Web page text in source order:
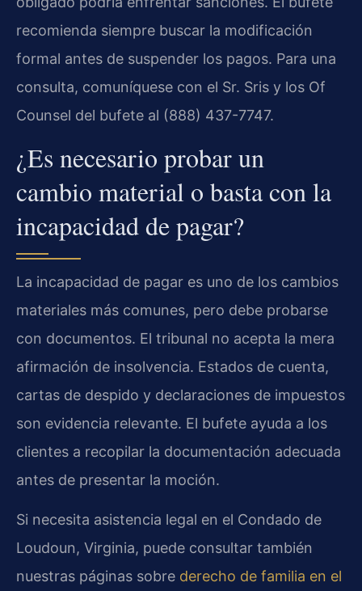
recomienda siempre buscar la modificación
formal antes de suspender los pagos. Para una
consulta, comuníquese con el Sr. Sris y los Of
Counsel del bufete al (888) 437-7747.
¿Es necesario probar un
cambio material o basta con la
incapacidad de pagar?
La incapacidad de pagar es uno de los cambios
materiales más comunes, pero debe probarse
con documentos. El tribunal no acepta la mera
afirmación de insolvencia. Estados de cuenta,
cartas de despido y declaraciones de impuestos
son evidencia relevante. El bufete ayuda a los
clientes a recopilar la documentación adecuada
antes de presentar la moción.
Si necesita asistencia legal en el Condado de
Loudoun, Virginia, puede consultar también
nuestras páginas sobre derecho de familia en el